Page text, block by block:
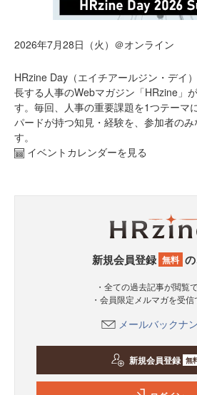
2026年7月28日（火）＠オンライン
HRzine Day（エイチアールジン・デイ
長する人事のWebマガジン「HRzine」
す。毎回、人事の重要課題を1つテーマ
パードが持つ知見・経験を、参加者の
す。
イベントカレンダーを見る
新規会員登録 無料
・全ての過去記事が閲覧
・会員限定メルマガを受
メールバックナ
新規会員登録 無